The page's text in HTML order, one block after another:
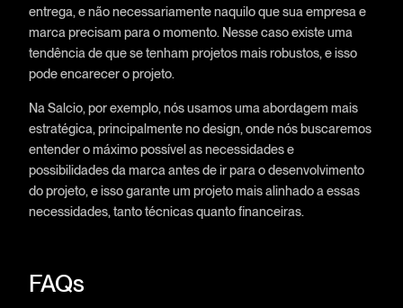
entrega, e não necessariamente naquilo que sua empresa e
marca precisam para o momento. Nesse caso existe uma
tendência de que se tenham projetos mais robustos, e isso
pode encarecer o projeto.
Na Salcio, por exemplo, nós usamos uma abordagem mais
estratégica, principalmente no design, onde nós buscaremos
entender o máximo possível as necessidades e
possibilidades da marca antes de ir para o desenvolvimento
do projeto, e isso garante um projeto mais alinhado a essas
necessidades, tanto técnicas quanto financeiras.
FAQs